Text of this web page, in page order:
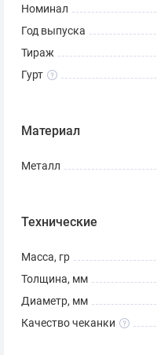
Номинал
Год выпуска
Тираж
Гурт
Материал
Металл
Технические
Масса, гр
Толщина, мм
Диаметр, мм
Качество чеканки